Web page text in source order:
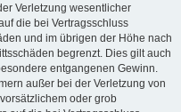
Verletzung wesentlicher
die bei Vertragsschluss
und im übrigen der Höhe nach
begrenzt. Dies gilt auch
entgangenen Gewinn.
außer bei der Verletzung von
oder grob